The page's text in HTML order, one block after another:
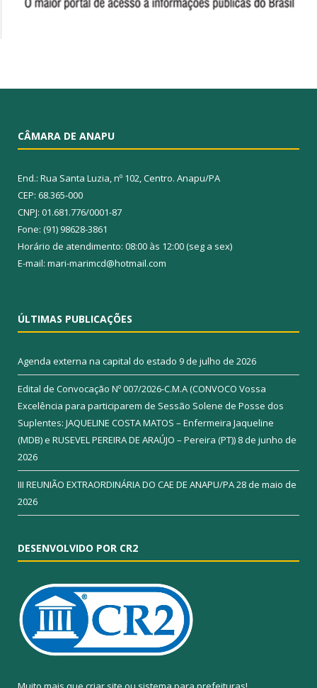
CÂMARA DE ANAPU
End.: Rua Santa Luzia, nº 102, Centro. Anapu/PA
CEP: 68.365-000
CNPJ: 01.681.776/0001-87
Fone: (91) 98628-3861
Horário de atendimento: 08:00 às 12:00 (seg a sex)
E-mail: mari-marimcd@hotmail.com
ÚLTIMAS PUBLICAÇÕES
Agenda externa na capital do estado 9 de julho de 2026
Edital de Convocação Nº 007/2026-C.M.A (CONVOCO Vossa
Excelência para participarem de Sessão Solene de Posse dos
Suplentes: JAQUELINE COSTA MATOS – Enfermeira Jaqueline
(MDB) e RUSEVEL PEREIRA DE ARAÚJO – Pereira (PT)) 8 de junho de
2026
III REUNIÃO EXTRAORDINÁRIA DO CAE DE ANAPU/PA28 de maio de
2026
DESENVOLVIDO POR CR2